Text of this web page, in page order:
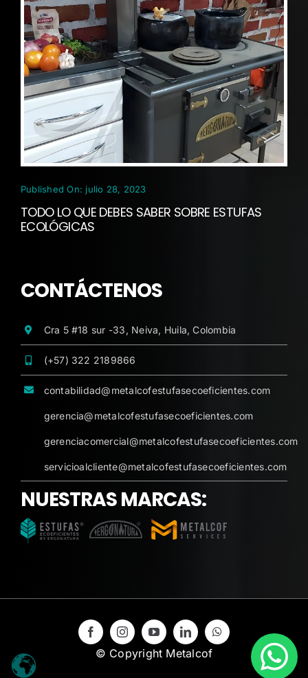
Published On: julio 28, 2023
TODO LO QUE DEBES SABER SOBRE ESTUFAS
ECOLÓGICAS
CONTÁCTENOS
Cra 5 #18 sur -33, Neiva, Huila, Colombia
(+57) 322 2189866
contabilidad@metalcofestufasecoeficientes.com
gerencia@metalcofestufasecoeficientes.com
gerenciacomercial@metalcofestufasecoeficientes.com
servicioalcliente@metalcofestufasecoeficientes.com
NUESTRAS MARCAS:
© Copyright Metalcof